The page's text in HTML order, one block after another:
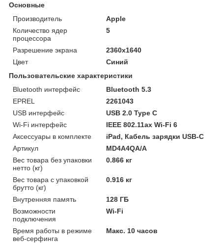
Основные
Производитель
Apple
Количество ядер
процессора
5
Разрешение экрана
2360x1640
Цвет
Синий
Пользовательские характеристики
Bluetooth интерфейс
Bluetooth 5.3
EPREL
2261043
USB интерфейс
USB 2.0 Type C
Wi-Fi интерфейс
IEEE 802.11ax Wi-Fi 6
Аксессуары в комплекте
iPad, Кабель зарядки USB-C
Артикул
MD4A4QA/A
Вес товара без упаковки
нетто (кг)
0.866 кг
Вес товара с упаковкой
брутто (кг)
0.916 кг
Внутренняя память
128 ГБ
Возможности
подключения
Wi-Fi
Время работы в режиме
веб-серфинга
Макс. 10 часов